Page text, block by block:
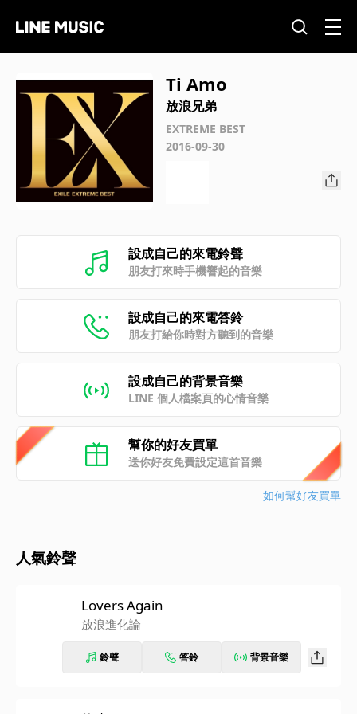
Ti Amo
放浪兄弟
EXTREME BEST
2016-09-30
設成自己的來電鈴聲
朋友打來時手機響起的音樂
設成自己的來電答鈴
朋友打給你時對方聽到的音樂
設成自己的背景音樂
LINE 個人檔案頁的心情音樂
幫你的好友買單
送你好友免費設定這首音樂
如何幫好友買單
人氣鈴聲
Lovers Again
放浪進化論
鈴聲 答鈴 背景音樂